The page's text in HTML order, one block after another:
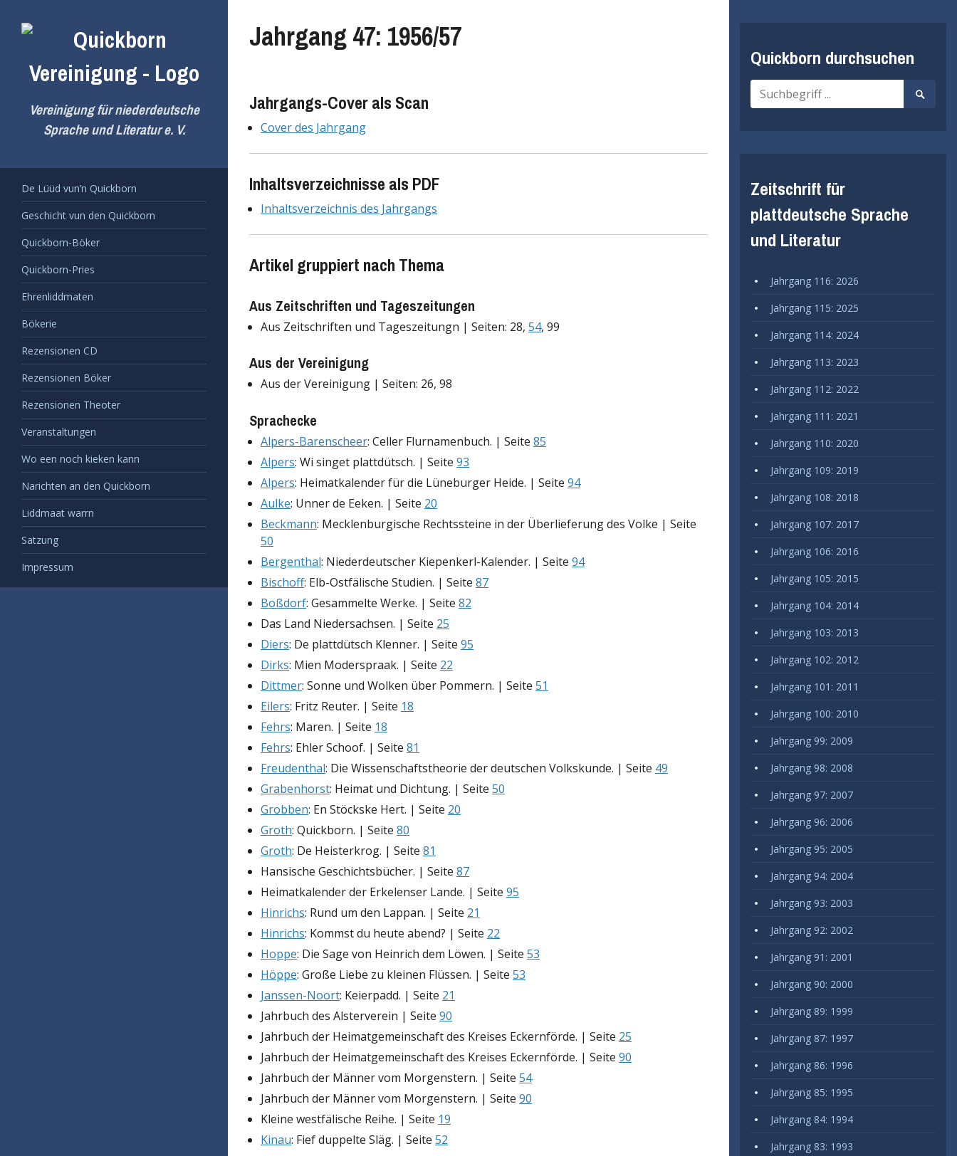
Inhalt
Vereinigung für niederdeutsche
Sprache und Literatur e. V.
De Lüüd vun’n Quickborn
Geschicht vun den Quickborn
Quickborn-Böker
Quickborn-Pries
Ehrenliddmaten
Bökerie
Rezensionen CD
Rezensionen Böker
Rezensionen Theoter
Veranstaltungen
Wo een noch kieken kann
Narichten an den Quickborn
Liddmaat warrn
Satzung
Impressum
Jahrgang 47: 1956/57
Jahrgangs-Cover als Scan
Cover des Jahrgang
Inhaltsverzeichnisse als PDF
Inhaltsverzeichnis des Jahrgangs
Artikel gruppiert nach Thema
Aus Zeitschriften und Tageszeitungen
Aus Zeitschriften und Tageszeitungn | Seiten: 28, 54, 99
Aus der Vereinigung
Aus der Vereinigung | Seiten: 26, 98
Sprachecke
Alpers-Barenscheer: Celler Flurnamenbuch. | Seite 85
Alpers: Wi singet plattdütsch. | Seite 93
Alpers: Heimatkalender für die Lüneburger Heide. | Seite 94
Aulke: Unner de Eeken. | Seite 20
Beckmann: Mecklenburgische Rechtssteine in der Überlieferung des Volke | Seite
50
Bergenthal: Niederdeutscher Kiepenkerl-Kalender. | Seite 94
Bischoff: Elb-Ostfälische Studien. | Seite 87
Boßdorf: Gesammelte Werke. | Seite 82
Das Land Niedersachsen. | Seite 25
Diers: De plattdütsch Klenner. | Seite 95
Dirks: Mien Moderspraak. | Seite 22
Dittmer: Sonne und Wolken über Pommern. | Seite 51
Eilers: Fritz Reuter. | Seite 18
Fehrs: Maren. | Seite 18
Fehrs: Ehler Schoof. | Seite 81
Freudenthal: Die Wissenschaftstheorie der deutschen Volkskunde. | Seite 49
Grabenhorst: Heimat und Dichtung. | Seite 50
Grobben: En Stöckske Hert. | Seite 20
Groth: Quickborn. | Seite 80
Groth: De Heisterkrog. | Seite 81
Hansische Geschichtsbücher. | Seite 87
Heimatkalender der Erkelenser Lande. | Seite 95
Hinrichs: Rund um den Lappan. | Seite 21
Hinrichs: Kommst du heute abend? | Seite 22
Hoppe: Die Sage von Heinrich dem Löwen. | Seite 53
Höppe: Große Liebe zu kleinen Flüssen. | Seite 53
Janssen-Noort: Keierpadd. | Seite 21
Jahrbuch des Alsterverein | Seite 90
Jahrbuch der Heimatgemeinschaft des Kreises Eckernförde. | Seite 25
Jahrbuch der Heimatgemeinschaft des Kreises Eckernförde. | Seite 90
Jahrbuch der Männer vom Morgenstern. | Seite 54
Jahrbuch der Männer vom Morgenstern. | Seite 90
Kleine westfälische Reihe. | Seite 19
Kinau: Fief duppelte Släg. | Seite 52
Quickborn durchsuchen
Suche
nach:
Suche
starten
Zeitschrift für
plattdeutsche Sprache
und Literatur
Jahrgang 116: 2026
Jahrgang 115: 2025
Jahrgang 114: 2024
Jahrgang 113: 2023
Jahrgang 112: 2022
Jahrgang 111: 2021
Jahrgang 110: 2020
Jahrgang 109: 2019
Jahrgang 108: 2018
Jahrgang 107: 2017
Jahrgang 106: 2016
Jahrgang 105: 2015
Jahrgang 104: 2014
Jahrgang 103: 2013
Jahrgang 102: 2012
Jahrgang 101: 2011
Jahrgang 100: 2010
Jahrgang 99: 2009
Jahrgang 98: 2008
Jahrgang 97: 2007
Jahrgang 96: 2006
Jahrgang 95: 2005
Jahrgang 94: 2004
Jahrgang 93: 2003
Jahrgang 92: 2002
Jahrgang 91: 2001
Jahrgang 90: 2000
Jahrgang 89: 1999
Jahrgang 87: 1997
Jahrgang 86: 1996
Jahrgang 85: 1995
Jahrgang 84: 1994
Jahrgang 83: 1993